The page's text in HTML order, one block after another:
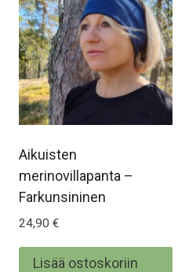
Aikuisten
merinovillapanta –
Farkunsininen
24,90 €
Lisää ostoskoriin